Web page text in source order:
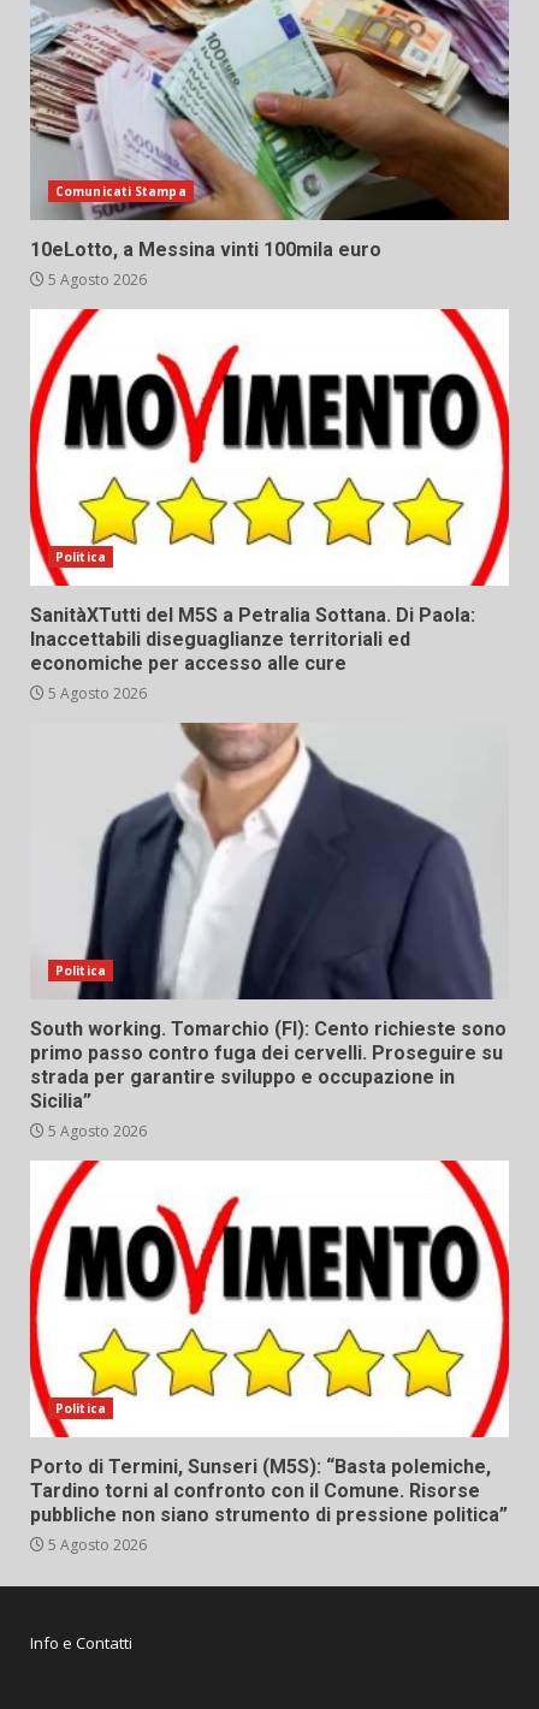
Comunicati Stampa
10eLotto, a Messina vinti 100mila euro
5 Agosto 2026
Politica
SanitàXTutti del M5S a Petralia Sottana. Di Paola:
Inaccettabili diseguaglianze territoriali ed
economiche per accesso alle cure
5 Agosto 2026
Politica
South working. Tomarchio (FI): Cento richieste sono
primo passo contro fuga dei cervelli. Proseguire su
strada per garantire sviluppo e occupazione in
Sicilia”
5 Agosto 2026
Politica
Porto di Termini, Sunseri (M5S): “Basta polemiche,
Tardino torni al confronto con il Comune. Risorse
pubbliche non siano strumento di pressione politica”
5 Agosto 2026
Info e Contatti